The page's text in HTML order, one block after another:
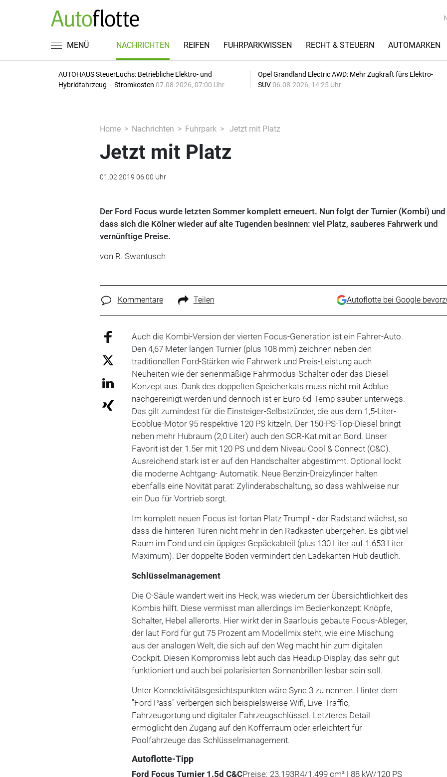
MENÜ NACHRICHTEN REIFEN FUHRPARKWISSEN RECHT & STEUERN AUTOMARKEN
AUTOHAUS SteuerLuchs: Betriebliche Elektro- und
Hybridfahrzeug – Stromkosten 07.08.2026, 07:00 Uhr
Opel Grandland Electric AWD: Mehr Zugkraft fürs Elektro-
SUV 06.08.2026, 14:25 Uhr
Home Nachrichten Fuhrpark Jetzt mit Platz
Jetzt mit Platz
01.02.2019 06:00 Uhr
Der Ford Focus wurde letzten Sommer komplett erneuert. Nun folgt der Turnier (Kombi)
dass sich die Kölner wieder auf alte Tugenden besinnen: viel Platz, sauberes Fahrwerk und
vernünftige Preise.
von R. Swantusch
Kommentare Teilen Autoflotte bei Google
Auch die Kombi-Version der vierten Focus-Generation ist ein Fahrer-Auto.
Den 4,67 Meter langen Turnier (plus 108 mm) zeichnen neben den
traditionellen Ford-Stärken wie Fahrwerk und Preis-Leistung auch
Neuheiten wie der serienmäßige Fahrmodus-Schalter oder das Diesel-
Konzept aus. Dank des doppelten Speicherkats muss nicht mit Adblue
nachgereinigt werden und dennoch ist er Euro 6d-Temp sauber unterwegs.
Das gilt zumindest für die Einsteiger-Selbstzünder, die aus dem 1,5-Liter-
Ecoblue-Motor 95 respektive 120 PS kitzeln. Der 150-PS-Top-Diesel bringt
neben mehr Hubraum (2,0 Liter) auch den SCR-Kat mit an Bord. Unser
Favorit ist der 1.5er mit 120 PS und dem Niveau Cool & Connect (C&C).
Ausreichend stark ist er auf den Handschalter abgestimmt. Optional lockt
die moderne Achtgang- Automatik. Neue Benzin-Dreizylinder halten
ebenfalls eine Novität parat: Zylinderabschaltung, so dass wahlweise nur
ein Duo für Vortrieb sorgt.
Im komplett neuen Focus ist fortan Platz Trumpf - der Radstand wächst, so
dass die hinteren Türen nicht mehr in den Radkasten übergehen. Es gibt viel
Raum im Fond und ein üppiges Gepäckabteil (plus 130 Liter auf 1.653 Liter
Maximum). Der doppelte Boden vermindert den Ladekanten-Hub deutlich.
Schlüsselmanagement
Die C-Säule wandert weit ins Heck, was wiederum der Übersichtlichkeit des
Kombis hilft. Diese vermisst man allerdings im Bedienkonzept: Knöpfe,
Schalter, Hebel allerorts. Hier wirkt der in Saarlouis gebaute Focus-Ableger,
der laut Ford für gut 75 Prozent am Modellmix steht, wie eine Mischung
aus der analogen Welt, die sich auf den Weg macht hin zum digitalen
Cockpit. Diesen Kompromiss lebt auch das Headup-Display, das sehr gut
funktioniert und auch bei polarisierten Sonnenbrillen lesbar sein soll.
Unter Konnektivitätsgesichtspunkten wäre Sync 3 zu nennen. Hinter dem
"Ford Pass" verbergen sich beispielsweise Wifi, Live-Traffic,
Fahrzeugortung und digitaler Fahrzeugschlüssel. Letzteres Detail
ermöglicht den Zugang auf den Kofferraum oder erleichtert für
Poolfahrzeuge das Schlüsselmanagement.
Autoflotte-Tipp
Ford Focus Turnier 1.5d C&CPreise: 23.193R4/1.499 cm³ | 88 kW/120 PS